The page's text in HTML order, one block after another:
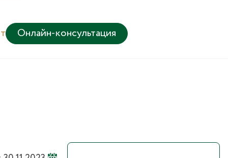
Онлайн-консультация